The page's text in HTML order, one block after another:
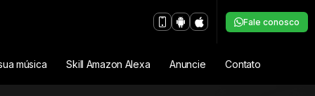
Fale conosco
música Skill Amazon Alexa Anuncie Contato